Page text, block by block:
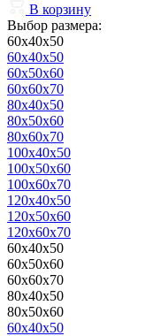
В корзину
Выбор размера:
60x40x50
60x40x50
60x50x60
60x60x70
80x40x50
80x50x60
80x60x70
100x40x50
100x50x60
100x60x70
120x40x50
120x50x60
120x60x70
60x40x50
60x50x60
60x60x70
80x40x50
80x50x60
60x40x50